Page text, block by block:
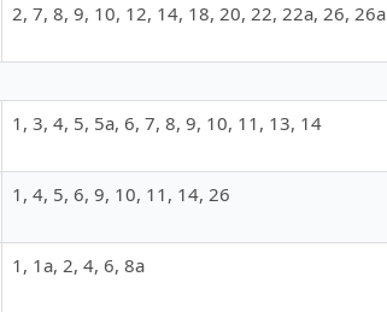
2, 7, 8, 9, 10, 12, 14, 18, 20, 22, 22а, 26, 26а
1, 3, 4, 5, 5а, 6, 7, 8, 9, 10, 11, 13, 14
1, 4, 5, 6, 9, 10, 11, 14, 26
1, 1а, 2, 4, 6, 8а